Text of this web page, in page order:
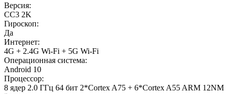
Версия:
CC3 2K
Гироскоп:
Да
Интернет:
4G + 2.4G Wi-Fi + 5G Wi-Fi
Операционная система:
Android 10
Процессор:
8 ядер 2.0 ГГц 64 бит 2*Cortex A75 + 6*Cortex A55 ARM 12NM